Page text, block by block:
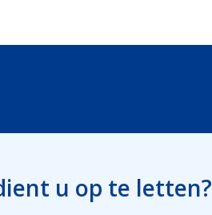
u op te letten?